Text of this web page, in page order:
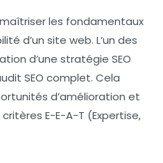
les fondamentaux
d’un site web. L’un des
d’une stratégie SEO
SEO complet. Cela
d’amélioration et
E-E-A-T (Expertise,